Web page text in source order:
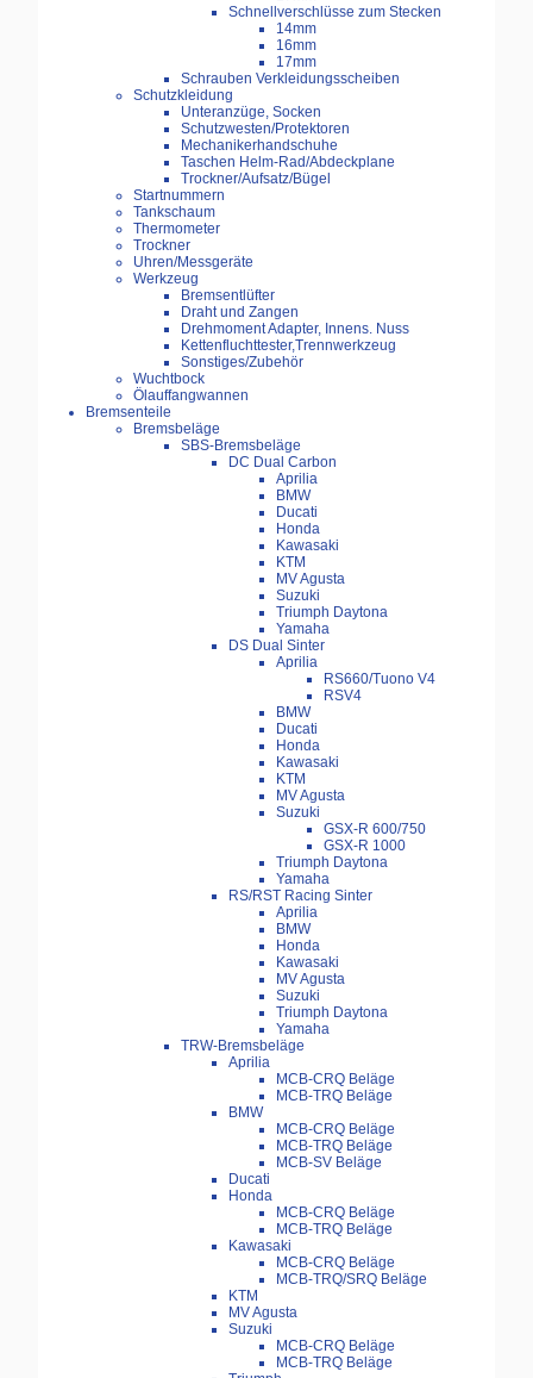
Schnellverschlüsse zum Stecken
14mm
16mm
17mm
Schrauben Verkleidungsscheiben
Schutzkleidung
Unteranzüge, Socken
Schutzwesten/Protektoren
Mechanikerhandschuhe
Taschen Helm-Rad/Abdeckplane
Trockner/Aufsatz/Bügel
Startnummern
Tankschaum
Thermometer
Trockner
Uhren/Messgeräte
Werkzeug
Bremsentlüfter
Draht und Zangen
Drehmoment Adapter, Innens. Nuss
Kettenfluchttester,Trennwerkzeug
Sonstiges/Zubehör
Wuchtbock
Ölauffangwannen
Bremsenteile
Bremsbeläge
SBS-Bremsbeläge
DC Dual Carbon
Aprilia
BMW
Ducati
Honda
Kawasaki
KTM
MV Agusta
Suzuki
Triumph Daytona
Yamaha
DS Dual Sinter
Aprilia
RS660/Tuono V4
RSV4
BMW
Ducati
Honda
Kawasaki
KTM
MV Agusta
Suzuki
GSX-R 600/750
GSX-R 1000
Triumph Daytona
Yamaha
RS/RST Racing Sinter
Aprilia
BMW
Honda
Kawasaki
MV Agusta
Suzuki
Triumph Daytona
Yamaha
TRW-Bremsbeläge
Aprilia
MCB-CRQ Beläge
MCB-TRQ Beläge
BMW
MCB-CRQ Beläge
MCB-TRQ Beläge
MCB-SV Beläge
Ducati
Honda
MCB-CRQ Beläge
MCB-TRQ Beläge
Kawasaki
MCB-CRQ Beläge
MCB-TRQ/SRQ Beläge
KTM
MV Agusta
Suzuki
MCB-CRQ Beläge
MCB-TRQ Beläge